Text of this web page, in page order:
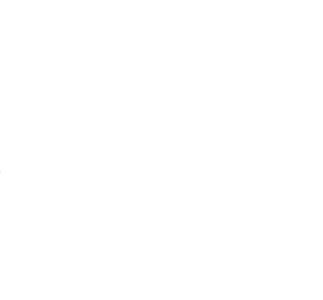
থামার নাম নেই, পথে পথে